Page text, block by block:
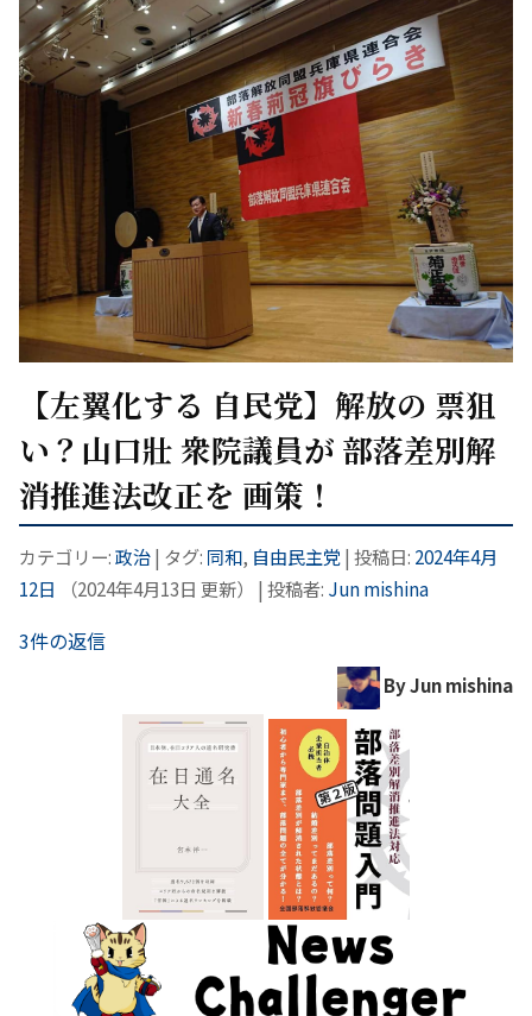
【左翼化する 自民党】解放の 票狙
い？山口壯 衆院議員が 部落差別解
消推進法改正を 画策！
カテゴリー:政治| タグ: 同和, 自由民主党| 投稿日: 2024年4月
12日
（2024年4月13日 更新） | 投稿者: Jun mishina
3件の返信
By Jun mishina